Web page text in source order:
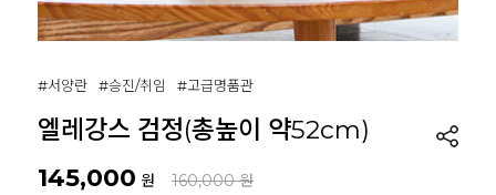
#서양란 #승진/취임 #고급명품관
엘레강스 검정(총높이 약52cm)
145,000 원 160,000 원